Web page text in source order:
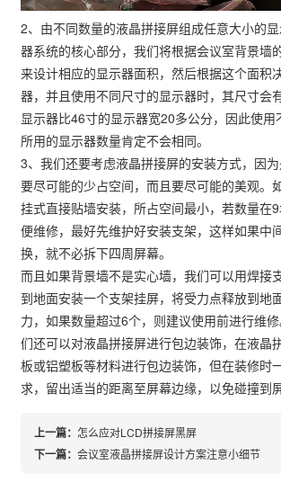
2、由不同数量的液晶拼接屏组成任意大小的
器系统的核心部分，我们将根据会议室背景墙
来设计相应的显示器面积，然后根据这个面积
器，并且使用不同尺寸的显示器时，其尺寸会
显示器比46寸的显示器宽20多公分，因此使
所用的显示器数量肯定不会相同。
3、我们还要考虑液晶拼接屏的安装方式，因
要尽可能的少占空间，而且要尽可能的美观。
挂式直接贴墙安装，所占空间最小，若数量在
便维修，最好先维护好安装支架，这样如果中
换，就不必拆下四周屏幕。
而且如果背景墙不是实心墙，我们可以用焊接
到地面安装一个支架挂屏，将受力点释放到地
力，如果数量超过6个，则建议使用前进行维
们还可以对液晶拼接屏进行包边装饰，在液晶
板或铝塑板等材料进行包边装饰，但在装修时
求，留出适当的距离至屏幕边缘，以免碰撞到屏
上一篇： 怎么应对LCD拼接屏黑屏
下一篇：会议室液晶拼接屏设计方案注意小细节